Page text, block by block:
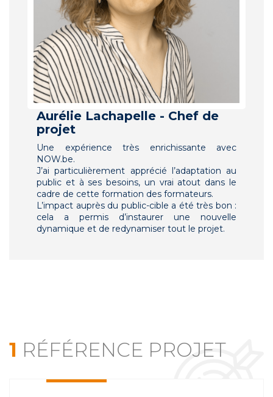
Aurélie Lachapelle - Chef de
projet
Une expérience très enrichissante avec
NOW.be.
J’ai particulièrement apprécié l’adaptation au
public et à ses besoins, un vrai atout dans le
cadre de cette formation des formateurs.
L’impact auprès du public-cible a été très bon :
cela a permis d’instaurer une nouvelle
dynamique et de redynamiser tout le projet.
1 RÉFÉRENCE PROJET